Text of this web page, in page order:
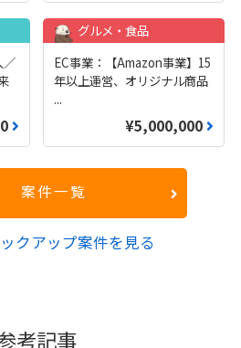
／
グルメ・食品
EC事業：【Amazon事業】15
年以上運営、オリジナル商品
...
¥5,000,000
案件一覧
クアップ案件を見る
考記事